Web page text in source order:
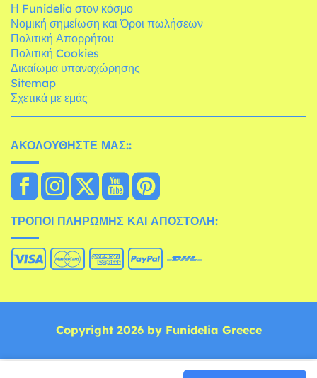
Η Funidelia στον κόσμο
Νομική σημείωση και Όροι πωλήσεων
Πολιτική Απορρήτου
Πολιτική Cookies
Δικαίωμα υπαναχώρησης
Sitemap
Σχετικά με εμάς
ΑΚΟΛΟΥΘΉΣΤΕ ΜΑΣ::
ΤΡΌΠΟΙ ΠΛΗΡΩΜΉΣ ΚΑΙ ΑΠΟΣΤΟΛΉ:
Copyright 2026 by Funidelia Greece